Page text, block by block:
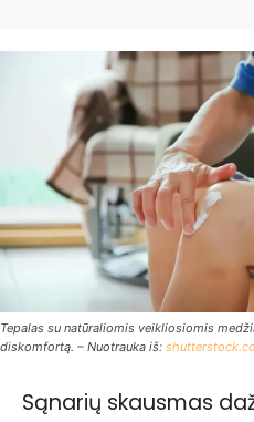
Tepalas su natūraliomis veikliosiomis
diskomfortą. – Nuotrauka iš:
Sąnarių skausmas